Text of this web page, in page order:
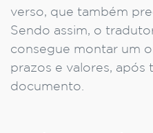
verso, que também
Sendo assim, o
consegue montar um
prazos e valores, após
documento.